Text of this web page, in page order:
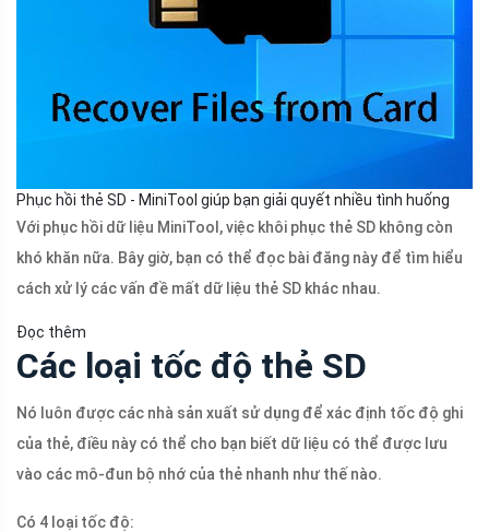
Phục hồi thẻ SD - MiniTool giúp bạn giải quyết nhiều tình huống
Với phục hồi dữ liệu MiniTool, việc khôi phục thẻ SD không còn
khó khăn nữa. Bây giờ, bạn có thể đọc bài đăng này để tìm hiểu
cách xử lý các vấn đề mất dữ liệu thẻ SD khác nhau.
Đọc thêm
Các loại tốc độ thẻ SD
Nó luôn được các nhà sản xuất sử dụng để xác định tốc độ ghi
của thẻ, điều này có thể cho bạn biết dữ liệu có thể được lưu
vào các mô-đun bộ nhớ của thẻ nhanh như thế nào.
Có 4 loại tốc độ: